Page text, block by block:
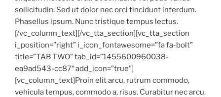
sollicitudin. Sed ut dolor nec orci tincidunt interdum.
Phasellus ipsum. Nunc tristique tempus lectus.
[/vc_column_text][/vc_tta_section][vc_tta_section
i_position=”right” i_icon_fontawesome=”fa fa-bolt”
title=”TAB TWO” tab_id=”1455600960038-
ea9ad543-cc87″ add_icon=”true”]
[vc_column_text]Proin elit arcu, rutrum commodo,
vehicula tempus, commodo a, risus. Curabitur nec arcu.